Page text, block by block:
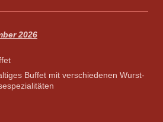
2026
Buffet mit verschiedenen Wurst-